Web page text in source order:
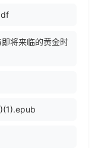
将来临的黄金时